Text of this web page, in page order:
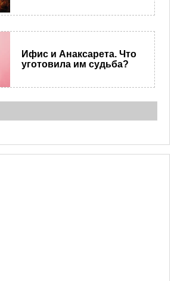
Ифис и Анаксарета. Что
уготовила им судьба?